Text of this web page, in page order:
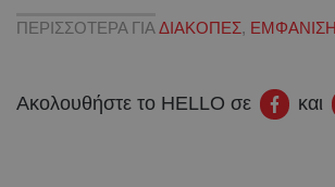
ΠΕΡΙΣΣΟΤΕΡΑ ΓΙΑΔΙΑΚΟΠΕΣ, ΕΜΦΑΝΙΣΗ
Ακολουθήστε το HELLO σε και